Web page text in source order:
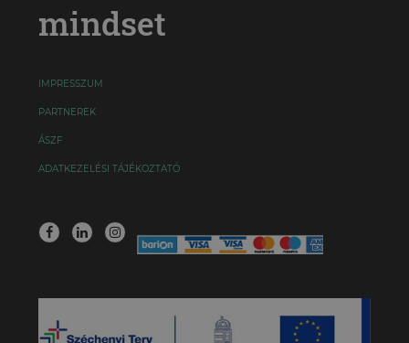
mindset
IMPRESSZUM
PARTNEREK
ÁSZF
ADATKEZELÉSI TÁJÉKOZTATÓ